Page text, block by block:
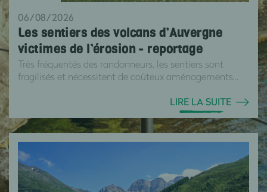
06/08/2026
Les sentiers des volcans d’Auvergne
victimes de l’érosion - reportage
Très fréquentés des randonneurs, les sentiers sont
fragilisés et nécessitent de coûteux aménagements...
LIRE LA SUITE